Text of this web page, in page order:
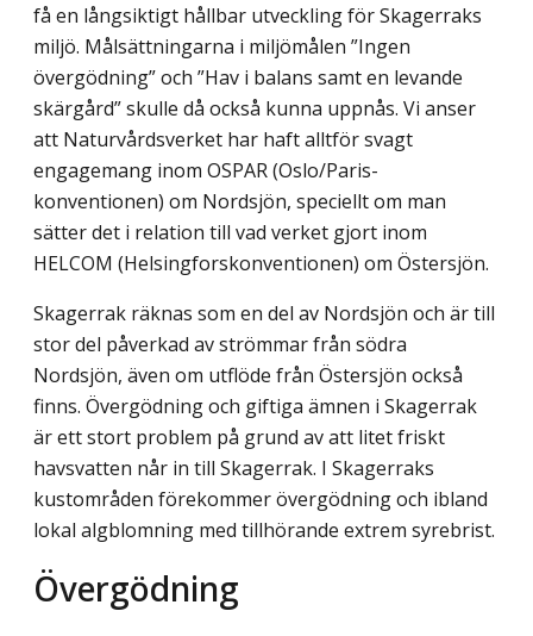
få en långsiktigt hållbar utveckling för Skagerraks
miljö. Målsättningarna i miljömålen ”Ingen
övergödning” och ”Hav i balans samt en levande
skärgård” skulle då också kunna uppnås. Vi anser
att Naturvårdsverket har haft alltför svagt
engagemang inom OSPAR (Oslo/Paris-
konventionen) om Nordsjön, speciellt om man
sätter det i relation till vad verket gjort inom
HELCOM (Helsingforskonventionen) om Östersjön.
Skagerrak räknas som en del av Nordsjön och är till
stor del påverkad av strömmar från södra
Nordsjön, även om utflöde från Östersjön också
finns. Övergödning och giftiga ämnen i Skagerrak
är ett stort problem på grund av att litet friskt
havsvatten når in till Skagerrak. I Skagerraks
kustområden förekommer övergödning och ibland
lokal algblomning med tillhörande extrem syrebrist.
Övergödning